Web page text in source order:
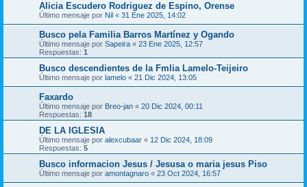
Alicia Escudero Rodriguez de Espino, Orense
Último mensaje por Nil « 31 Ene 2025, 14:02
Busco pela Familia Barros Martínez y Ogando
Último mensaje por Sapeira « 23 Ene 2025, 12:57
Respuestas: 1
Busco descendientes de la Fmlia Lamelo-Teijeiro
Último mensaje por lamelo « 21 Dic 2024, 13:05
Faxardo
Último mensaje por Breo-jan « 20 Dic 2024, 00:11
Respuestas: 18
DE LA IGLESIA
Último mensaje por alexcubaar « 12 Dic 2024, 18:09
Respuestas: 5
Busco informacion Jesus / Jesusa o maria jesus Piso
Último mensaje por amontagnaro « 23 Oct 2024, 16:57